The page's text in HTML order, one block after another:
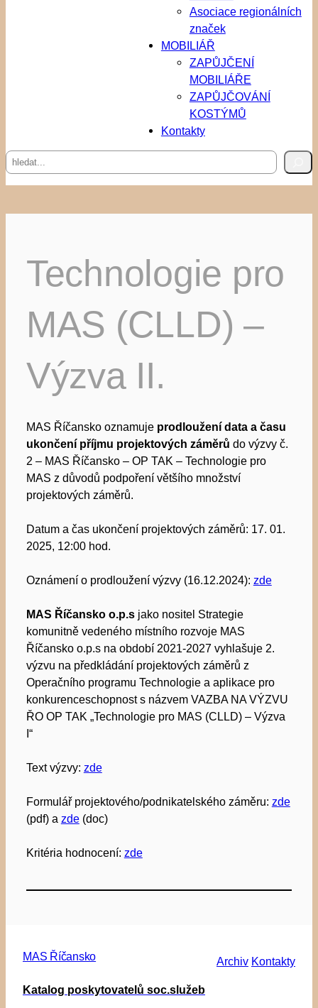
Asociace regionálních
značek
MOBILIÁŘ
ZAPŮJČENÍ
MOBILIÁŘE
ZAPŮJČOVÁNÍ
KOSTÝMŮ
Kontakty
Hledat
Technologie pro
MAS (CLLD) –
Výzva II.
MAS Říčansko oznamuje prodloužení data a času
ukončení příjmu projektových záměrů do výzvy č.
2 – MAS Říčansko – OP TAK – Technologie pro
MAS z důvodů podpoření většího množství
projektových záměrů.
Datum a čas ukončení projektových záměrů: 17. 01.
2025, 12:00 hod.
Oznámení o prodloužení výzvy (16.12.2024): zde
MAS Říčansko o.p.s jako nositel Strategie
komunitně vedeného místního rozvoje MAS
Říčansko o.p.s na období 2021-2027 vyhlašuje 2.
výzvu na předkládání projektových záměrů z
Operačního programu Technologie a aplikace pro
konkurenceschopnost s názvem VAZBA NA VÝZVU
ŘO OP TAK „Technologie pro MAS (CLLD) – Výzva
I“
Text výzvy: zde
Formulář projektového/podnikatelského záměru: zde
(pdf) a zde(doc)
Kritéria hodnocení: zde
MAS Říčansko Archiv Kontakty
Katalog poskytovatelů soc.služeb